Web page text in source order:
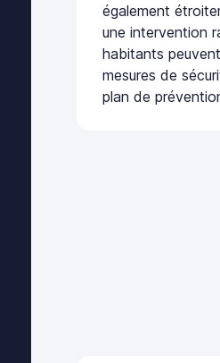
également
une intervention
habitants
mesures de
plan de